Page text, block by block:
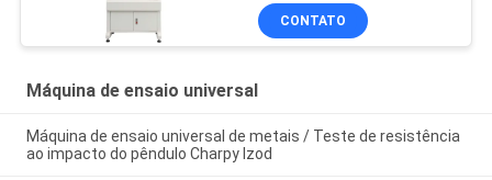
CONTATO
Máquina de ensaio universal
Máquina de ensaio universal de metais / Teste de resistência
ao impacto do pêndulo Charpy Izod